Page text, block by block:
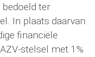
ter
In plaats daarvan
financiële
stelsel met 1%